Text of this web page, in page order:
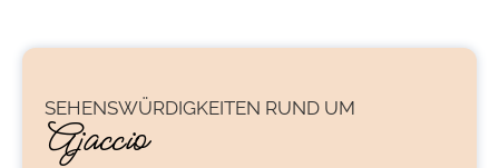
SEHENSWÜRDIGKEITEN RUND UM
Ajaccio